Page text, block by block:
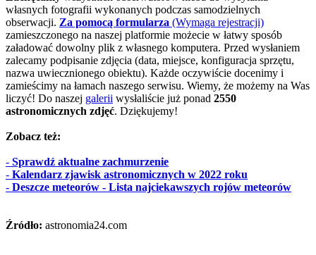
własnych fotografii wykonanych podczas samodzielnych
obserwacji. Za pomocą formularza (Wymaga rejestracji)
zamieszczonego na naszej platformie możecie w łatwy sposób
załadować dowolny plik z własnego komputera. Przed wysłaniem
zalecamy podpisanie zdjęcia (data, miejsce, konfiguracja sprzętu,
nazwa uwiecznionego obiektu). Każde oczywiście docenimy i
zamieścimy na łamach naszego serwisu. Wiemy, że możemy na Was
liczyć! Do naszej galerii wysłaliście już ponad 2550
astronomicznych zdjęć. Dziękujemy!
Zobacz też:
- Sprawdź aktualne zachmurzenie
- Kalendarz zjawisk astronomicznych w 2022 roku
- Deszcze meteorów - Lista najciekawszych rojów meteorów
Źródło: astronomia24.com